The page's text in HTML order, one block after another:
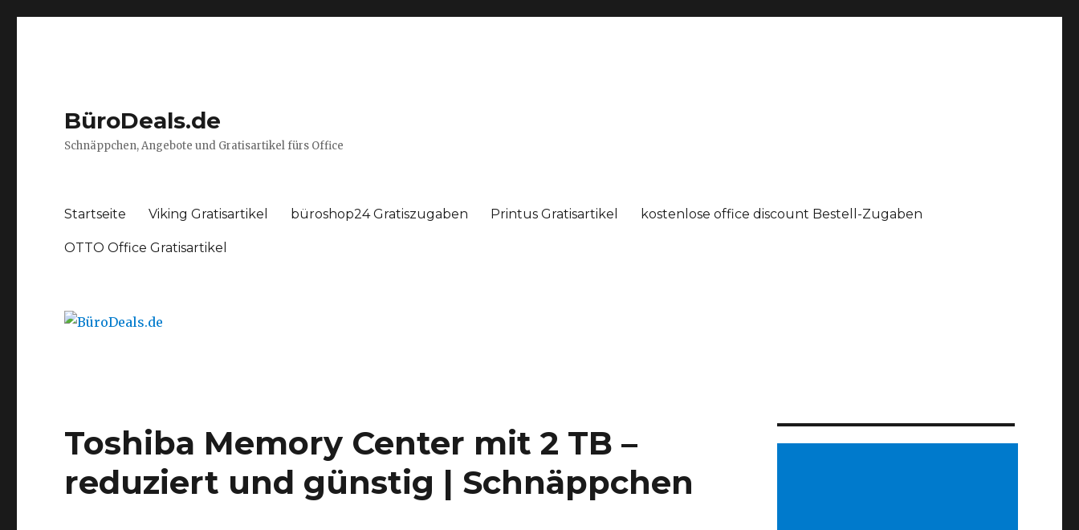
BüroDeals.de
Schnäppchen, Angebote und Gratisartikel fürs Office
Startseite Viking Gratisartikel büroshop24 Gratiszugaben Printus Gratisartikel kostenlose office discount Bestell-Zugaben
OTTO Office Gratisartikel
Toshiba Memory Center mit 2 TB –
reduziert und günstig | Schnäppchen